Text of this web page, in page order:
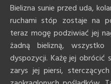
Bielizna sunie przed uda,
ruchami stóp zostaje na
teraz mogę podziwiać jej
żadną bielizną,
dyspozycji. Każę jej obrócić
zarys jej piersi,